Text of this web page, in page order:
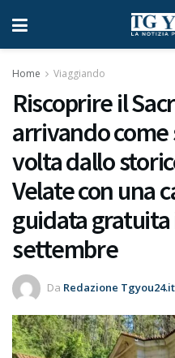
Home Viaggiando
Riscoprire il
arrivando come
volta dallo
Velate con una
guidata gratuita
settembre
Da Redazione Tgyou24.it